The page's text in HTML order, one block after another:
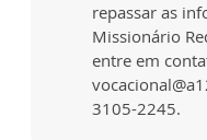
repassar as
Missionário
entre em
3105-2245.